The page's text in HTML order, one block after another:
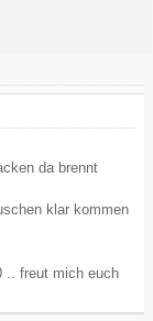
da brennt
klar kommen
.. freut mich euch